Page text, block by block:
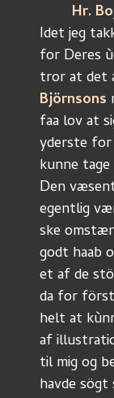
Hr.
Idet jeg
for Deres
tror at det
Björnsons
faa lov at
yderste for
kunne
Den
egentlig
ske
godt haab
et af de
da for
helt at
af
til mig og
havde